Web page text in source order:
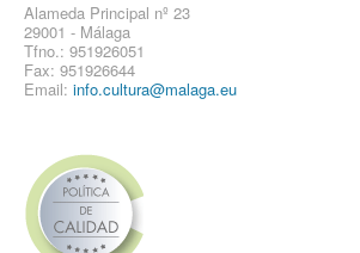
Alameda Principal nº 23
29001 - Málaga
Tfno.: 951926051
Fax: 951926644
Email: info.cultura@malaga.eu